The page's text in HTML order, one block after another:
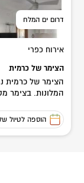
דרום ים המלח
אירוח כפרי
הצימר של כרמית
המלונות. בצימר
הוספה לטיול